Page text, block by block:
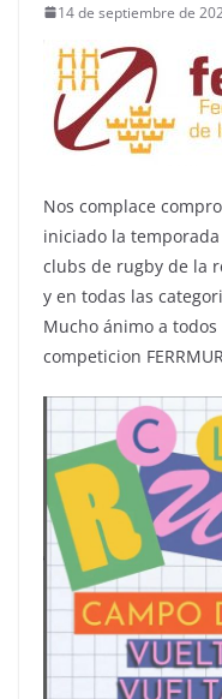
14 de septiembre de
Nos complace
iniciado la
clubs de rugby de la
y en todas las
Mucho ánimo a
competicion